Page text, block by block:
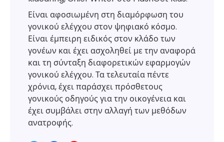
Είναι αφοσιωμένη στη διαμόρφωση του
γονικού ελέγχου στον ψηφιακό κόσμο.
Είναι έμπειρη ειδικός στον κλάδο των
γονέων και έχει ασχοληθεί με την αναφορά
και τη σύνταξη διαφορετικών εφαρμογών
γονικού ελέγχου. Τα τελευταία πέντε
χρόνια, έχει παράσχει πρόσθετους
γονικούς οδηγούς για την οικογένεια και
έχει συμβάλει στην αλλαγή των μεθόδων
ανατροφής.